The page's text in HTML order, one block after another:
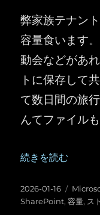
弊家族テナン
容量食います
動会などがあ
トに保存して
て数日間の旅
んてファイルも
“SharePoint ：テ
続きを読む
投
稿
2026-01-16
カ
テ
SharePoint,容量, ス